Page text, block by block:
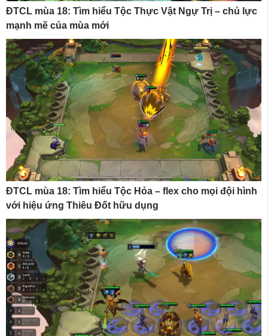
ĐTCL mùa 18: Tìm hiểu Tộc Thực Vật Ngự Trị – chủ lực
mạnh mẽ của mùa mới
ĐTCL mùa 18: Tìm hiểu Tộc Hỏa – flex cho mọi đội hình
với hiệu ứng Thiêu Đốt hữu dụng